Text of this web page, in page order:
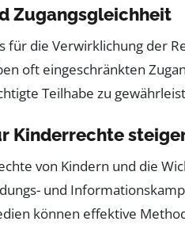
Zugangsgleichheit
für die Verwirklichung der
oft eingeschränkten
Teilhabe zu
Kinderrechte
von Kindern und die
und
können effektive